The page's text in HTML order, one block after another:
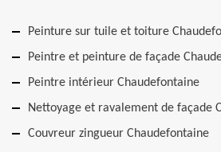
Peinture sur tuile et toiture
Peintre et peinture de façade
Peintre intérieur Chaudefontaine
Nettoyage et ravalement de façade
Couvreur zingueur Chaudefontaine